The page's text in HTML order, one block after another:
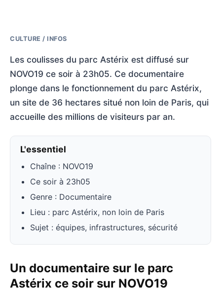
CULTURE / INFOS
Les coulisses du parc Astérix est diffusé sur
NOVO19 ce soir à 23h05. Ce documentaire
plonge dans le fonctionnement du parc Astérix,
un site de 36 hectares situé non loin de Paris, qui
accueille des millions de visiteurs par an.
L'essentiel
Chaîne : NOVO19
Ce soir à 23h05
Genre : Documentaire
Lieu : parc Astérix, non loin de Paris
Sujet : équipes, infrastructures, sécurité
Un documentaire sur le parc
Astérix ce soir sur NOVO19